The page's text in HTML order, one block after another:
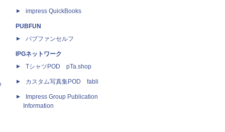
impress QuickBooks
PUBFUN
パブファンセルフ
IPGネットワーク
TシャツPOD pTa.shop
カスタム写真集POD fabli
Impress Group Publication
Information